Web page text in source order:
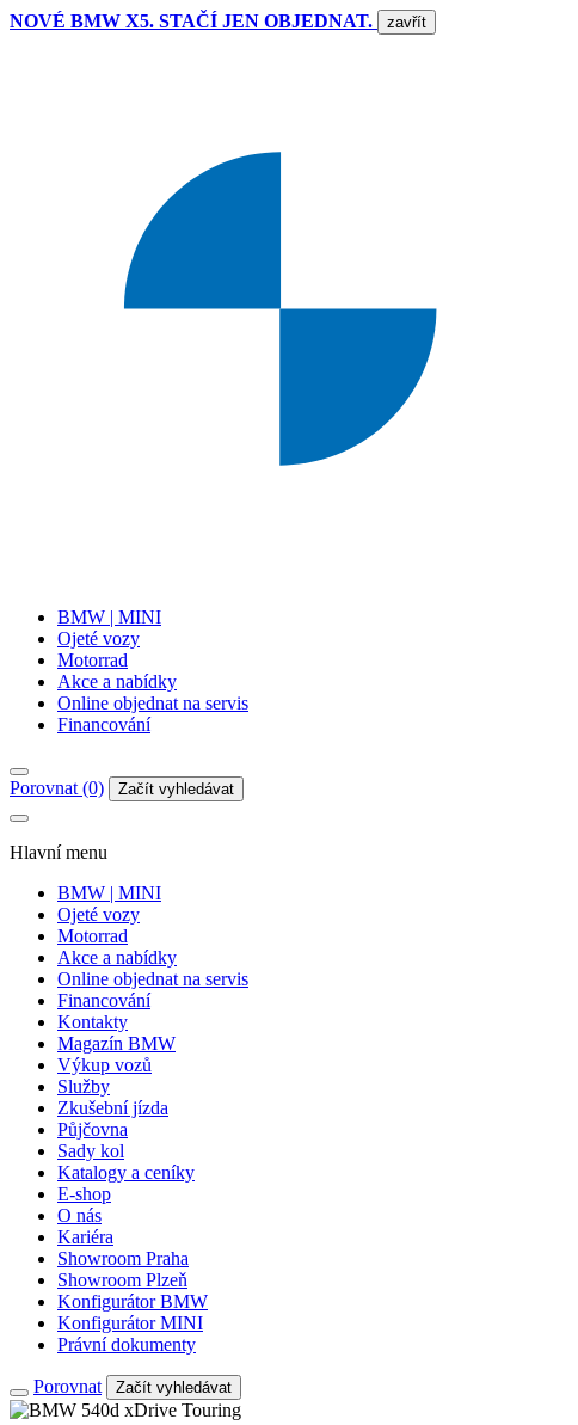
NOVÉ BMW X5. STAČÍ JEN OBJEDNAT. zavřít
BMW | MINI
Ojeté vozy
Motorrad
Akce a nabídky
Online objednat na servis
Financování
Porovnat (0) Začít vyhledávat
Hlavní menu
BMW | MINI
Ojeté vozy
Motorrad
Akce a nabídky
Online objednat na servis
Financování
Kontakty
Magazín BMW
Výkup vozů
Služby
Zkušební jízda
Půjčovna
Sady kol
Katalogy a ceníky
E-shop
O nás
Kariéra
Showroom Praha
Showroom Plzeň
Konfigurátor BMW
Konfigurátor MINI
Právní dokumenty
Porovnat Začít vyhledávat